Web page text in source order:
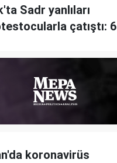
Sadr yanlıları
çatıştı: 6
koronavirüs